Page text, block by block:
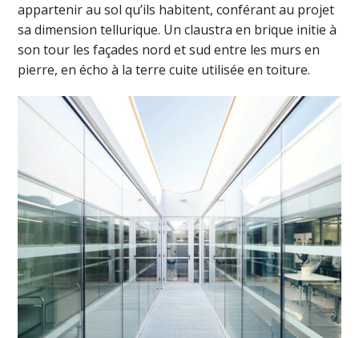
appartenir au sol qu’ils habitent, conférant au projet
sa dimension tellurique. Un claustra en brique initie à
son tour les façades nord et sud entre les murs en
pierre, en écho à la terre cuite utilisée en toiture.